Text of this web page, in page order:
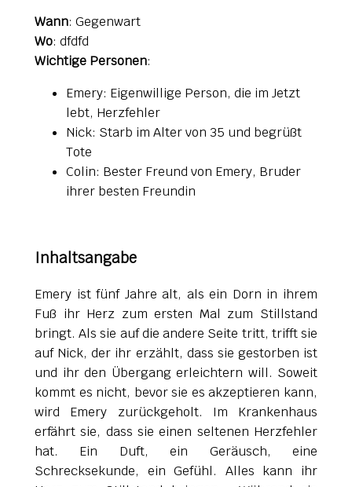
Wann: Gegenwart
Wo: dfdfd
Wichtige Personen:
Emery: Eigenwillige Person, die im Jetzt
lebt, Herzfehler
Nick: Starb im Alter von 35 und begrüßt
Tote
Colin: Bester Freund von Emery, Bruder
ihrer besten Freundin
Inhaltsangabe
Emery ist fünf Jahre alt, als ein Dorn in ihrem
Fuß ihr Herz zum ersten Mal zum Stillstand
bringt. Als sie auf die andere Seite tritt, trifft sie
auf Nick, der ihr erzählt, dass sie gestorben ist
und ihr den Übergang erleichtern will. Soweit
kommt es nicht, bevor sie es akzeptieren kann,
wird Emery zurückgeholt. Im Krankenhaus
erfährt sie, dass sie einen seltenen Herzfehler
hat. Ein Duft, ein Geräusch, eine
Schrecksekunde, ein Gefühl. Alles kann ihr